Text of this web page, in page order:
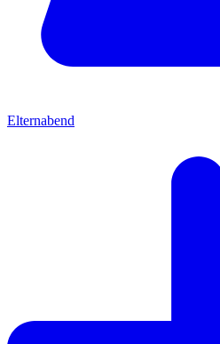
Elternabend